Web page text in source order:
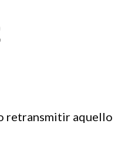
retransmitir aquello